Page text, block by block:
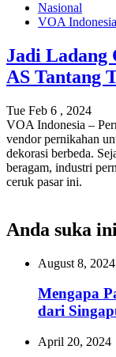
Nasional
VOA Indonesia
Jadi Ladang
AS Tantang
Tue Feb 6 , 2024
VOA Indonesia –
vendor pernikahan
dekorasi berbeda.
beragam, industri
ceruk pasar ini.
Anda suka ini
August 8, 2024
Mengapa
dari
April 20, 2024